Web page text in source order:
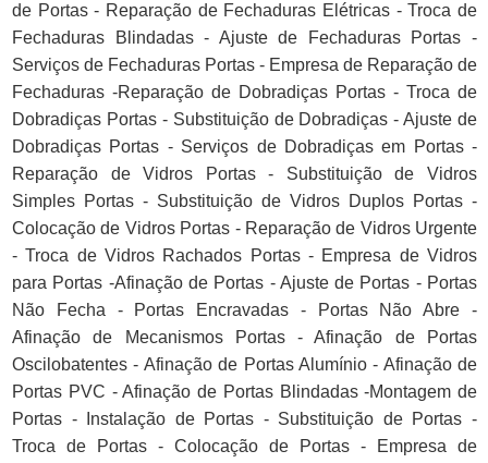
de Portas - Reparação de Fechaduras Elétricas - Troca de
Fechaduras Blindadas - Ajuste de Fechaduras Portas -
Serviços de Fechaduras Portas - Empresa de Reparação de
Fechaduras -Reparação de Dobradiças Portas - Troca de
Dobradiças Portas - Substituição de Dobradiças - Ajuste de
Dobradiças Portas - Serviços de Dobradiças em Portas -
Reparação de Vidros Portas - Substituição de Vidros
Simples Portas - Substituição de Vidros Duplos Portas -
Colocação de Vidros Portas - Reparação de Vidros Urgente
- Troca de Vidros Rachados Portas - Empresa de Vidros
para Portas -Afinação de Portas - Ajuste de Portas - Portas
Não Fecha - Portas Encravadas - Portas Não Abre -
Afinação de Mecanismos Portas - Afinação de Portas
Oscilobatentes - Afinação de Portas Alumínio - Afinação de
Portas PVC - Afinação de Portas Blindadas -Montagem de
Portas - Instalação de Portas - Substituição de Portas -
Troca de Portas - Colocação de Portas - Empresa de